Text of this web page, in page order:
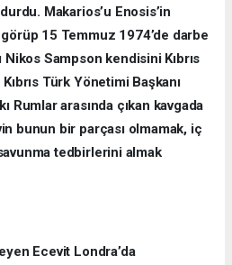
Makarios’u Enosis’in
15 Temmuz 1974’de darbe
Sampson kendisini Kıbrıs
Türk Yönetimi Başkanı
Rumlar arasında çıkan kavgada
bunun bir parçası olmamak, iç
tedbirlerini almak
Ecevit Londra’da